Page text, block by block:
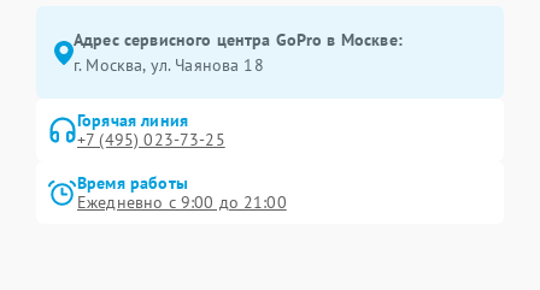
Адрес сервисного центра GoPro в Москве:
г. Москва, ул. Чаянова 18
Горячая линия
+7 (495) 023-73-25
Время работы
Ежедневно с 9:00 до 21:00